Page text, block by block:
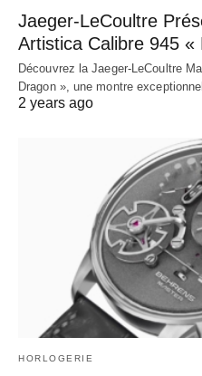
Jaeger-LeCoultre
Artistica Calibre 945 «
Découvrez la Jaeger-LeCoultre
Dragon », une montre
2 years ago
HORLOGERIE